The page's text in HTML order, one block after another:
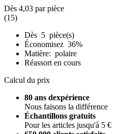
Dès 4,03 par pièce
(15)
Dès 5 pièce(s)
Économisez 36%
Matière: polaire
Réassort en cours
Calcul du prix
80 ans dexpérience
Nous faisons la différence
Échantillons gratuits
Pour les articles jusqu'à 5 €